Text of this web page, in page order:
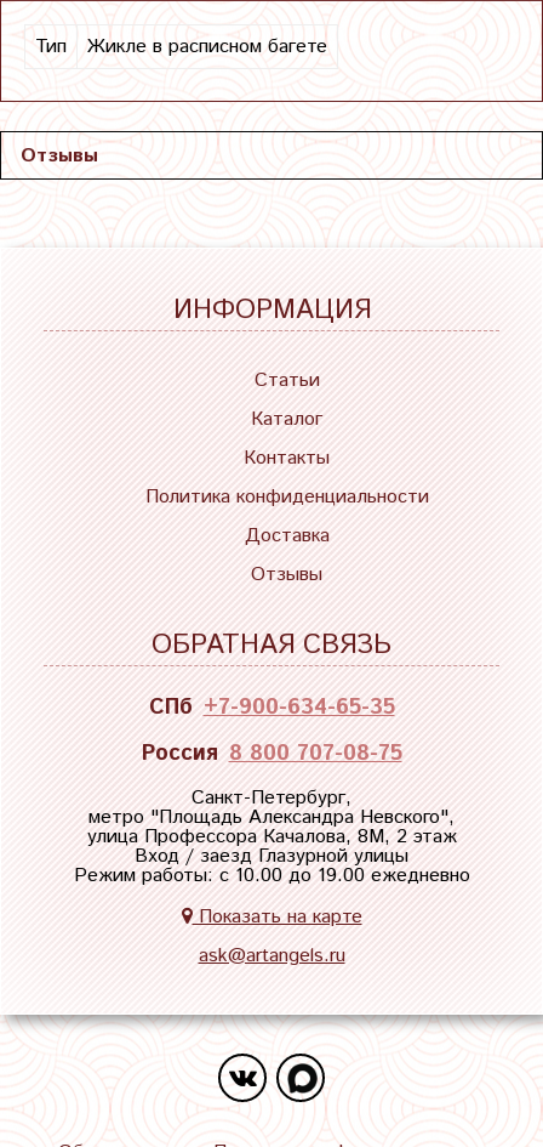
Тип Жикле в расписном багете
Отзывы
ИНФОРМАЦИЯ
Статьи
Каталог
Контакты
Политика конфиденциальности
Доставка
Отзывы
ОБРАТНАЯ СВЯЗЬ
СПб +7-900-634-65-35
Россия 8 800 707-08-75
Санкт-Петербург,
метро "Площадь Александра Невского",
улица Профессора Качалова, 8М, 2 этаж
Вход / заезд Глазурной улицы
Режим работы: с 10.00 до 19.00 ежедневно
Показать на карте
ask@artangels.ru